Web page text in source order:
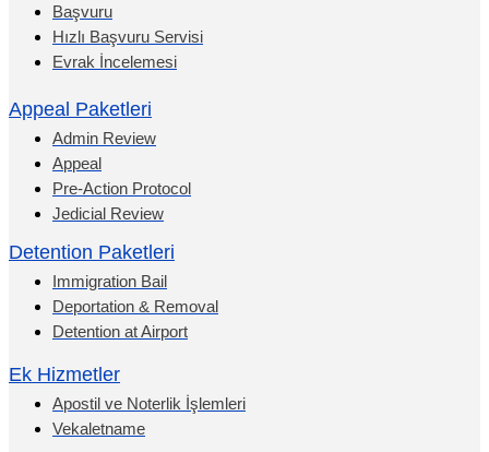
Başvuru
Hızlı Başvuru Servisi
Evrak İncelemesi
Appeal Paketleri
Admin Review
Appeal
Pre-Action Protocol
Jedicial Review
Detention Paketleri
Immigration Bail
Deportation & Removal
Detention at Airport
Ek Hizmetler
Apostil ve Noterlik İşlemleri
Vekaletname